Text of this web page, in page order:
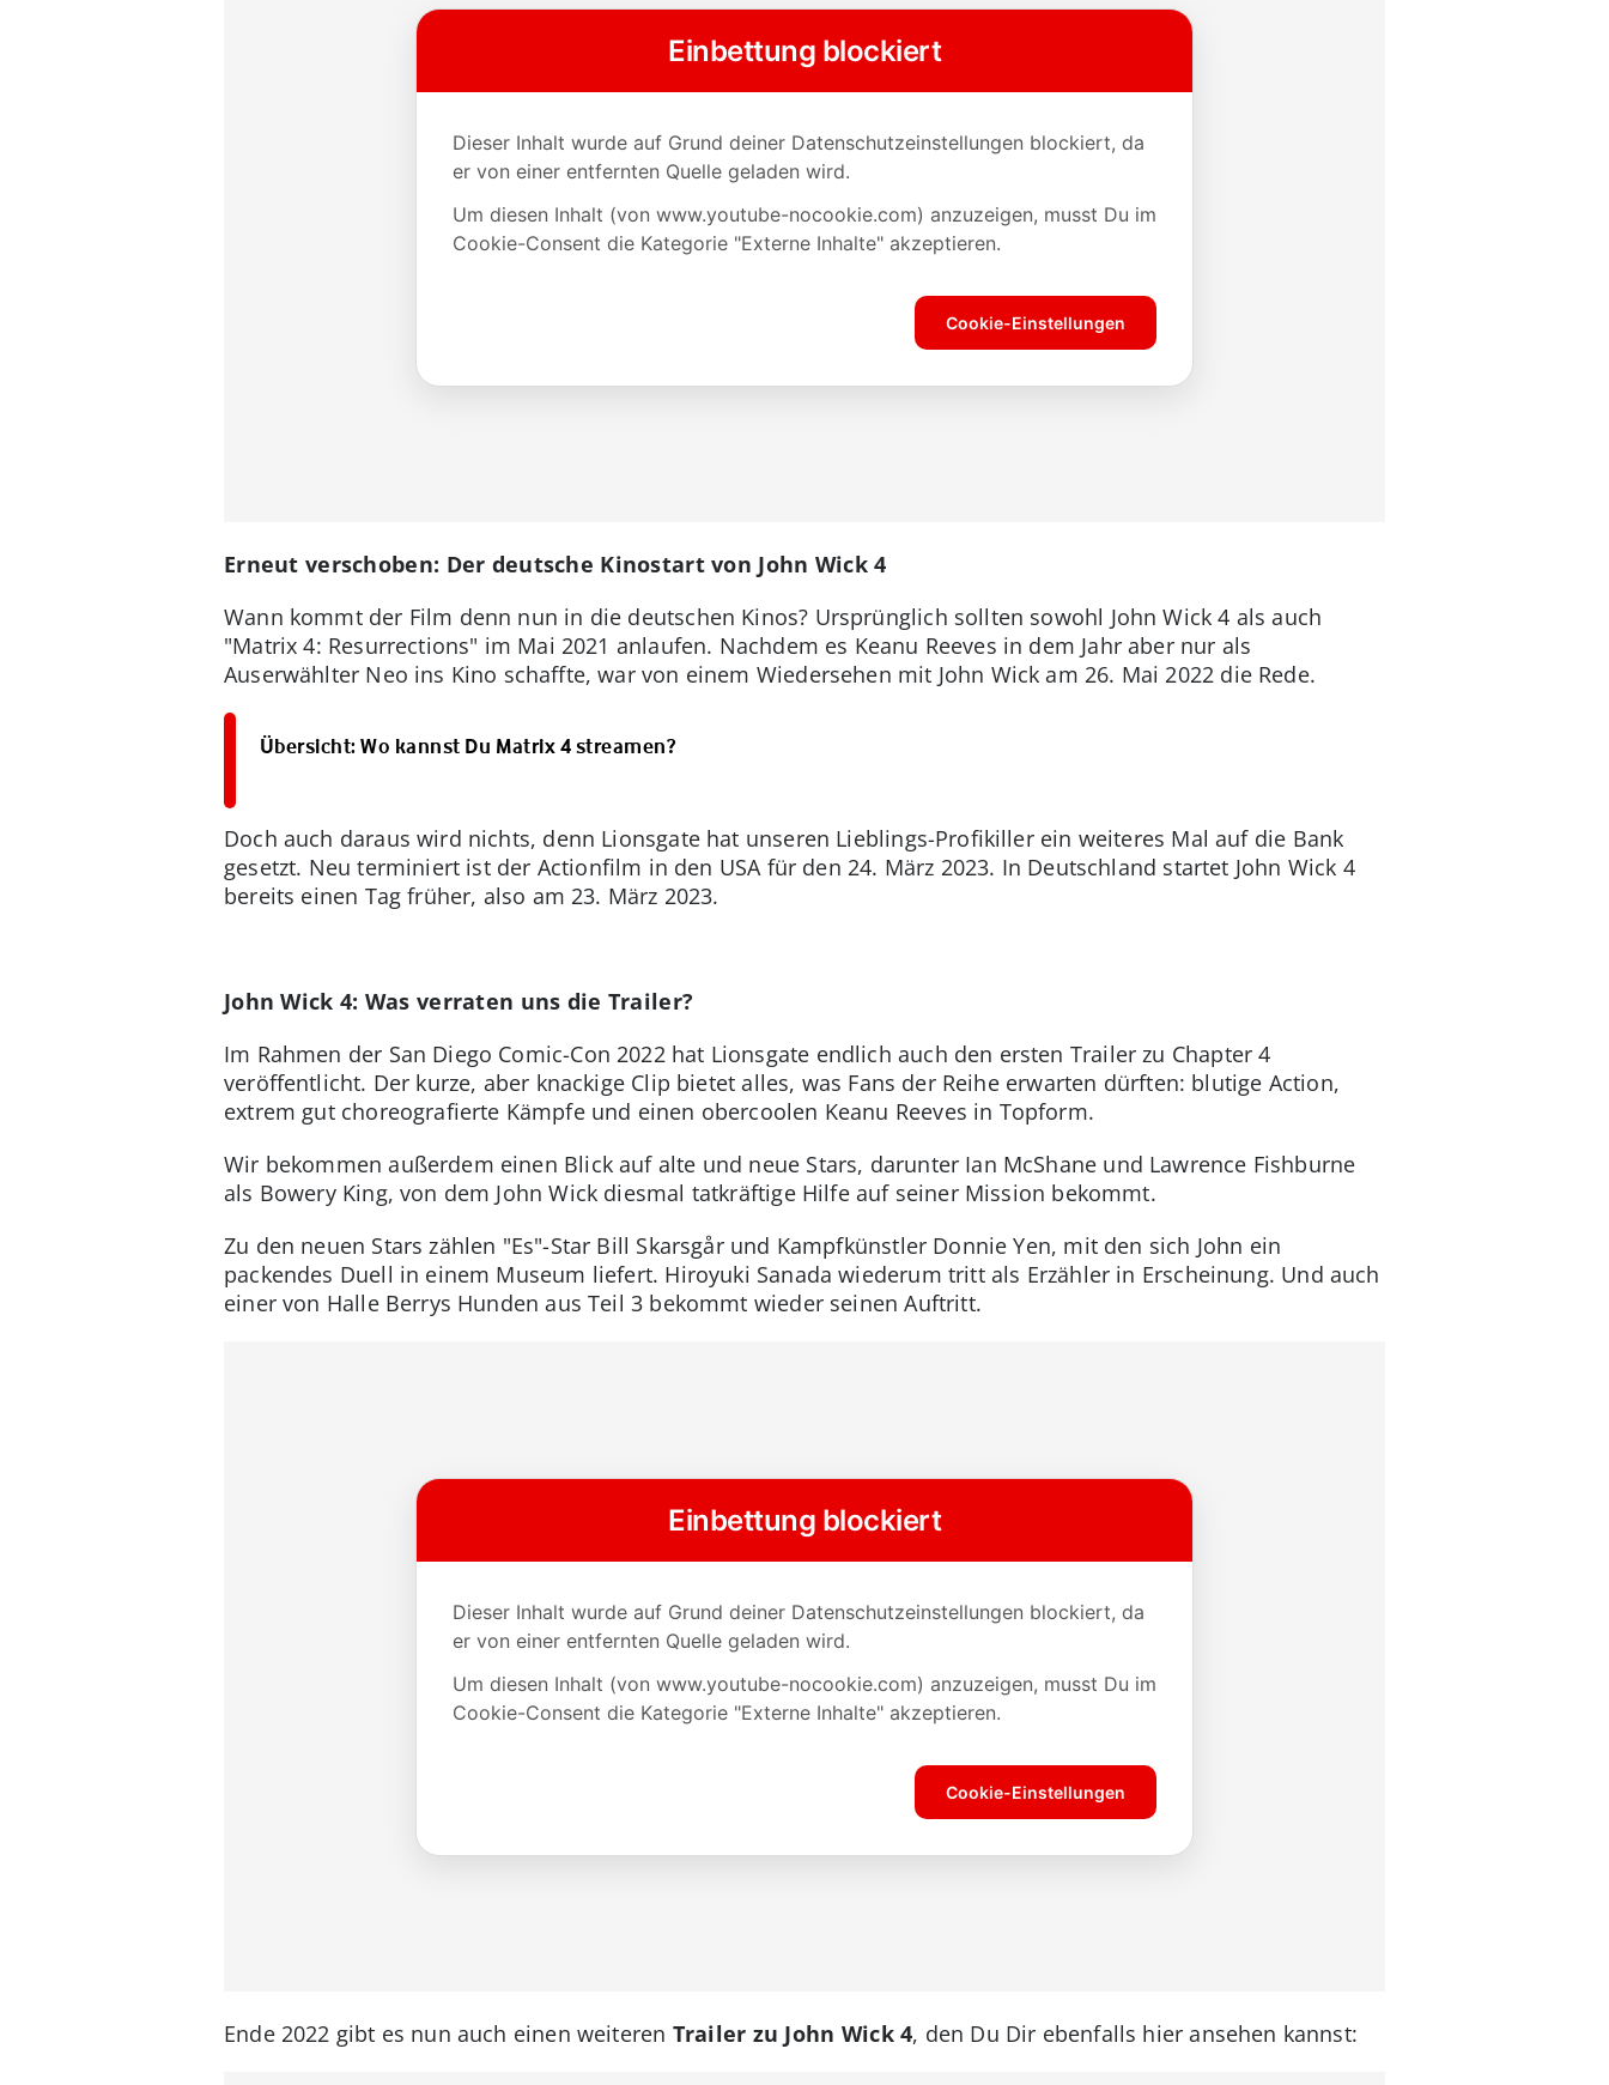
Erneut verschoben: Der deutsche Kinostart von John Wick 4
Wann kommt der Film denn nun in die deutschen Kinos? Ursprünglich sollten sowohl John Wick 4 als auch
"Matrix 4: Resurrections" im Mai 2021 anlaufen. Nachdem es Keanu Reeves in dem Jahr aber nur als
Auserwählter Neo ins Kino schaffte, war von einem Wiedersehen mit John Wick am 26. Mai 2022 die Rede.
Übersicht: Wo kannst Du Matrix 4 streamen?
Doch auch daraus wird nichts, denn Lionsgate hat unseren Lieblings-Profikiller ein weiteres Mal auf die Bank
gesetzt. Neu terminiert ist der Actionfilm in den USA für den 24. März 2023. In Deutschland startet John Wick 4
bereits einen Tag früher, also am 23. März 2023.
John Wick 4: Was verraten uns die Trailer?
Im Rahmen der San Diego Comic-Con 2022 hat Lionsgate endlich auch den ersten Trailer zu Chapter 4
veröffentlicht. Der kurze, aber knackige Clip bietet alles, was Fans der Reihe erwarten dürften: blutige Action,
extrem gut choreografierte Kämpfe und einen obercoolen Keanu Reeves in Topform.
Wir bekommen außerdem einen Blick auf alte und neue Stars, darunter Ian McShane und Lawrence Fishburne
als Bowery King, von dem John Wick diesmal tatkräftige Hilfe auf seiner Mission bekommt.
Zu den neuen Stars zählen "Es"-Star Bill Skarsgår und Kampfkünstler Donnie Yen, mit den sich John ein
packendes Duell in einem Museum liefert. Hiroyuki Sanada wiederum tritt als Erzähler in Erscheinung. Und auch
einer von Halle Berrys Hunden aus Teil 3 bekommt wieder seinen Auftritt.
Ende 2022 gibt es nun auch einen weiteren Trailer zu John Wick 4, den Du Dir ebenfalls hier ansehen kannst: